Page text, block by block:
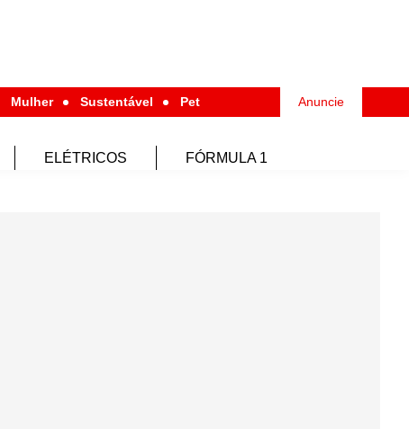
Mulher Sustentável Pet Anuncie
ELÉTRICOS FÓRMULA 1